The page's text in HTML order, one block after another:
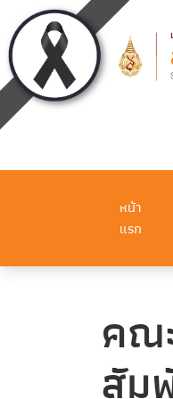
หน้า
แรก
คณ
สัม